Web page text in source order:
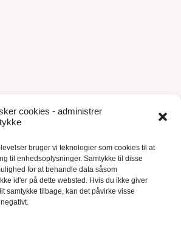
cookies - administrer
bruger vi teknologier som cookies til at
til enhedsoplysninger. Samtykke til disse
for at behandle data såsom
id'er på dette websted. Hvis du ikke giver
samtykke tilbage, kan det påvirke visse
rapporter